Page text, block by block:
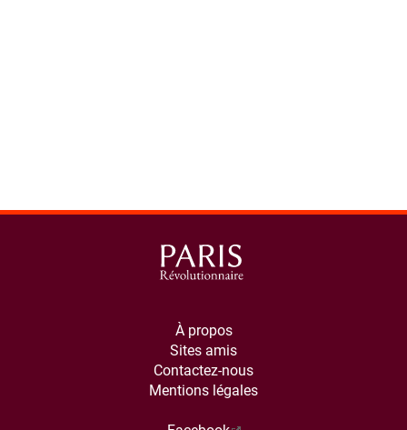
À propos
Sites amis
Contactez-nous
Mentions légales